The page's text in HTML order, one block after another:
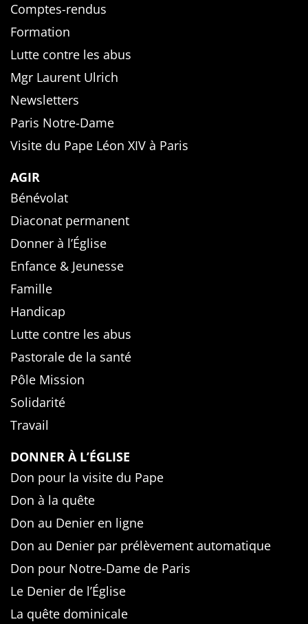
Comptes-rendus
Formation
Lutte contre les abus
Mgr Laurent Ulrich
Newsletters
Paris Notre-Dame
Visite du Pape Léon XIV à Paris
AGIR
Bénévolat
Diaconat permanent
Donner à l’Église
Enfance & Jeunesse
Famille
Handicap
Lutte contre les abus
Pastorale de la santé
Pôle Mission
Solidarité
Travail
DONNER À L’ÉGLISE
Don pour la visite du Pape
Don à la quête
Don au Denier en ligne
Don au Denier par prélèvement automatique
Don pour Notre-Dame de Paris
Le Denier de l’Église
La quête dominicale